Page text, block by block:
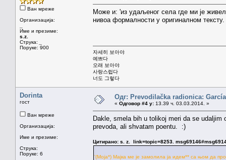
Ван мреже
Организација:
Име и презиме:
s.z.
Струка:
Поруке: 900
Може и: 'из удаљеног села где ми је
нивоа формалности у оригиналном тексту.
자세히 보아야
예쁘다
오래 보아야
사랑스럽다
너도 그렇다
Dorinta
гост
Ван мреже
Организација:
Име и презиме:
Струка:
Поруке: 6
Одг: Prevodilačka radionica:
« Одговор #4 у: 13.39 ч. 03.03.2014. »
Dakle, smela bih u tolikoj meri da se
prevoda, ali shvatam poentu. :)
Цитирано: s. z. link=topic=8253.
'(Моја*) Мајка ме је замолила ја идем** са њом да